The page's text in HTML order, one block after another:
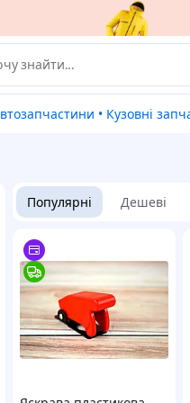
Автозапчастини • Кузовні
Популярні Дешеві